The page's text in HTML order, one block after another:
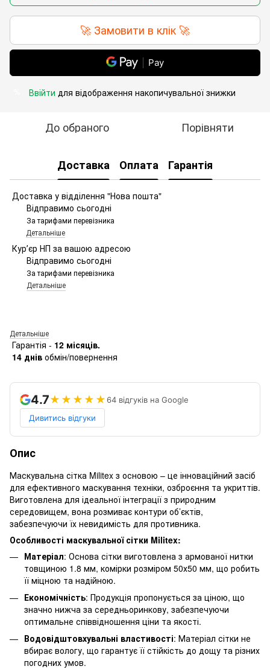
🚀 Замовити в клік 🚀
Pay
Ввійти для відображення накопичувальної знижки
До обраного Порівняти
Доставка Оплата Гарантія
Доставка у відділення "Нова пошта"
Відправимо сьогодні
За тарифами перевізника
Детальніше
Курʼєр НП за вашою адресою
Відправимо сьогодні
За тарифами перевізника
Детальніше
Детальніше
Гарантія - 12 місяців.
14 днів обмін/повернення
4.7★★★★★64 відгуків на Google
Дивитись відгуки
Опис
Маскувальна сітка Militex з основою – це інноваційний засіб
для ефективного маскування техніки, озброєння та укриттів.
Виготовлена для ідеальної інтеграції з природним
середовищем, вона розмиває контури об’єктів,
забезпечуючи їх невидимість для противника.
Особливості маскувальної сітки Militex:
Матеріал: Основа сітки виготовлена з армованої нитки
товщиною 1.8 мм, комірки розміром 50х50 мм, що робить
її міцною та надійною.
Економічність: Продукція пропонується за ціною, що
значно нижча за середньоринкову, забезпечуючи
оптимальне співвідношення ціни та якості.
Водовідштовхувальні властивості: Матеріал сітки не
вбирає вологу, що гарантує її стійкість до дощу та різних
погодних умов.